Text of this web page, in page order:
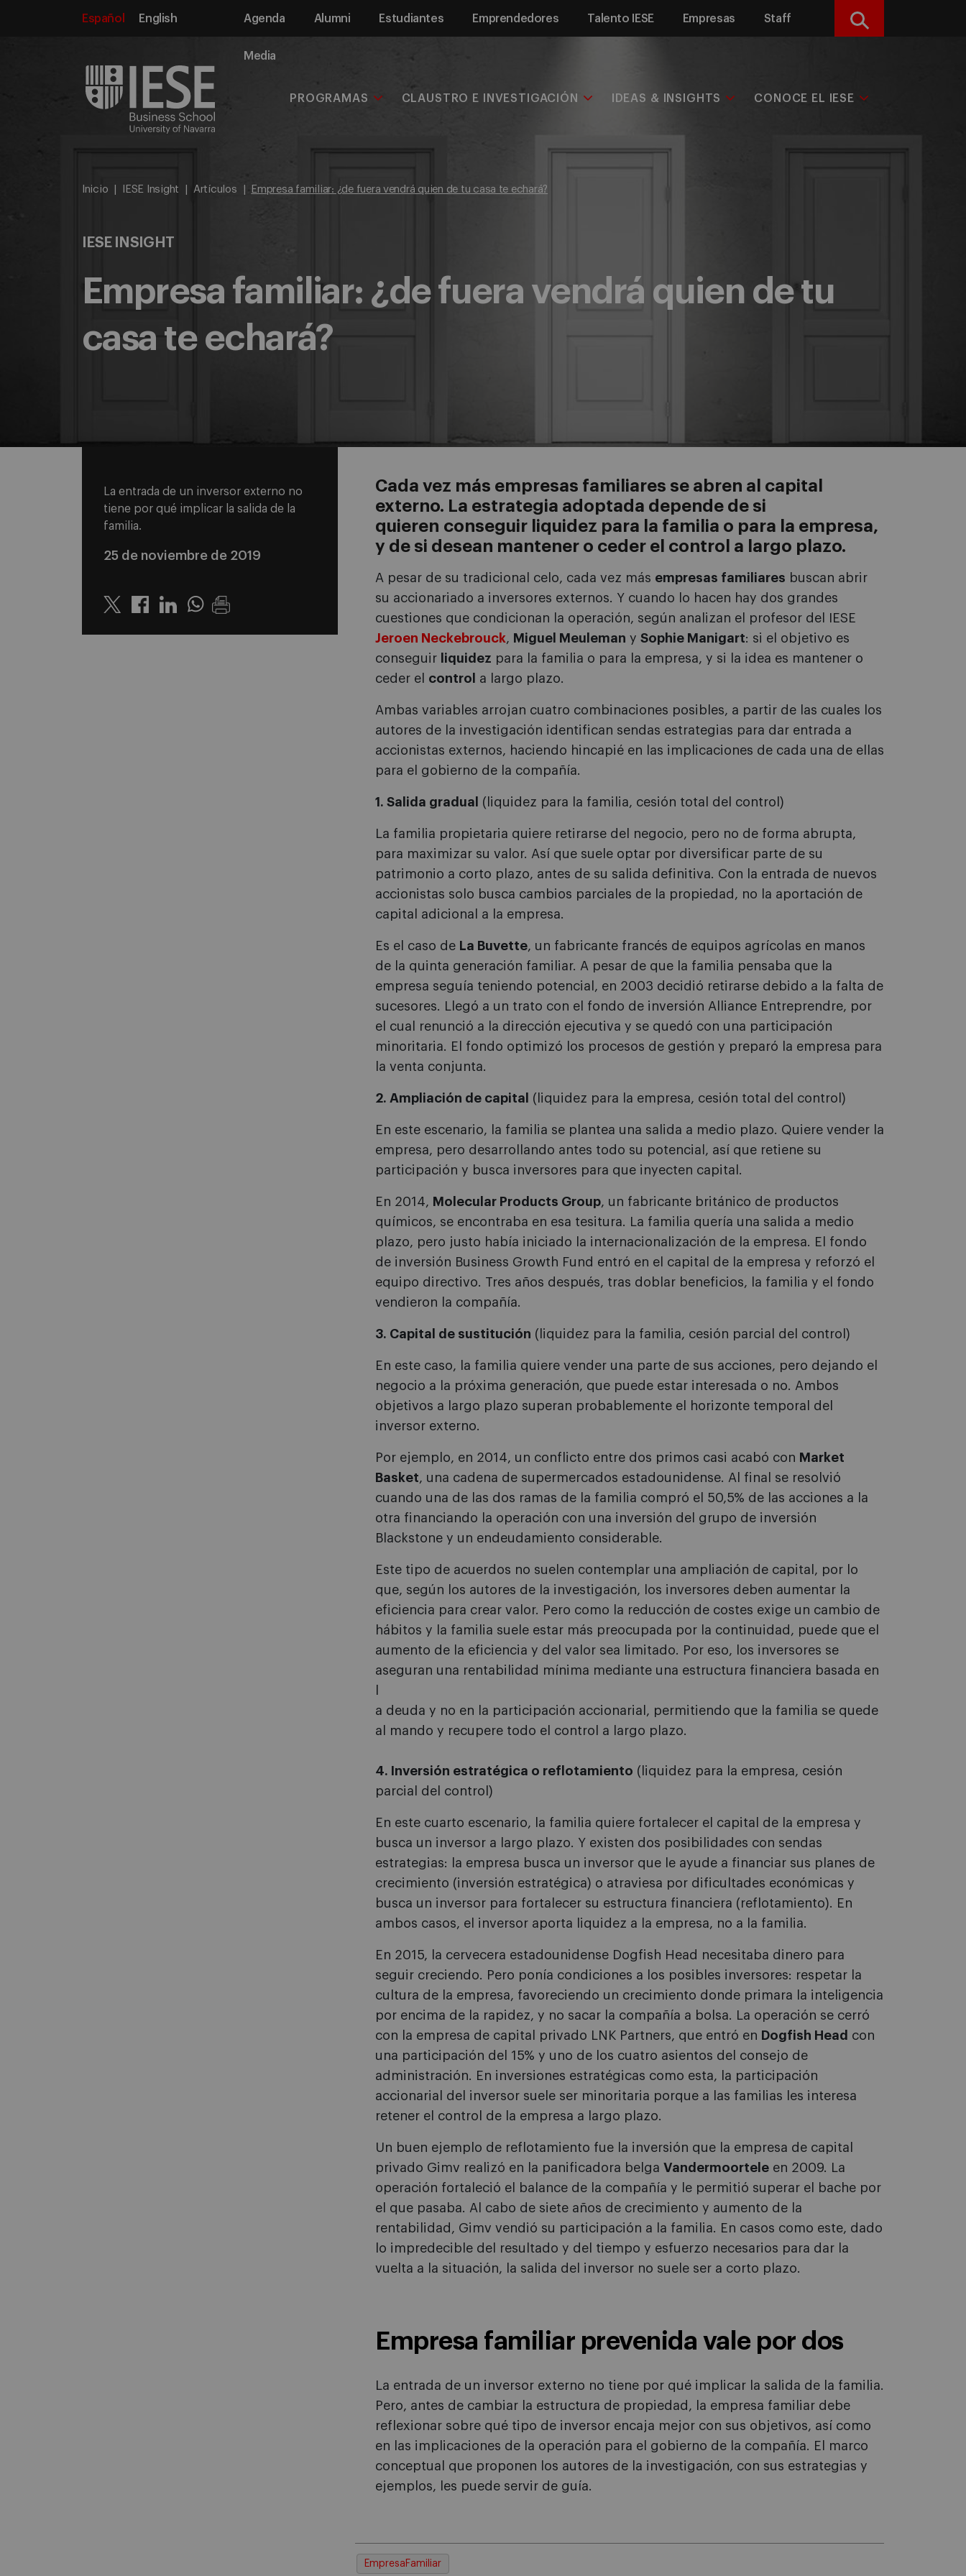
Español English Agenda Alumni Estudiantes Emprendedores Talento IESE Empresas Staff
Media
Buscar
PROGRAMAS CLAUSTRO E INVESTIGACIÓN IDEAS & INSIGHTS CONOCE EL IESE
Inicio IESE Insight Artículos Empresa familiar: ¿de fuera vendrá quien de tu casa te echará?
IESE INSIGHT
Empresa familiar: ¿de fuera vendrá quien de tu
casa te echará?
La entrada de un inversor externo no
tiene por qué implicar la salida de la
familia.
25 de noviembre de 2019
Twitter LinkedinWhatsapp
Cada vez más empresas familiares se abren al capital
externo. La estrategia adoptada depende de si
quieren conseguir liquidez para la familia o para la empresa,
y de si desean mantener o ceder el control a largo plazo.
A pesar de su tradicional celo, cada vez más empresas familiares buscan abrir
su accionariado a inversores externos. Y cuando lo hacen hay dos grandes
cuestiones que condicionan la operación, según analizan el profesor del IESE
Jeroen Neckebrouck, Miguel Meuleman y Sophie Manigart: si el objetivo es
conseguir
liquidez para la familia o para la empresa, y si la idea es mantener o
ceder el control a largo plazo.
Ambas variables arrojan cuatro combinaciones posibles, a partir de las cuales los
autores de la investigación identifican sendas estrategias para dar entrada a
accionistas externos, haciendo hincapié en las implicaciones de cada una de ellas
para el gobierno de la compañía.
1. Salida gradual (liquidez para la familia, cesión total del control)
La familia propietaria quiere retirarse del negocio, pero no de forma abrupta,
para maximizar su valor. Así que suele optar por diversificar parte de su
patrimonio a corto plazo, antes de su salida definitiva. Con la entrada de nuevos
accionistas solo busca cambios parciales de la propiedad, no la aportación de
capital adicional a la empresa.
Es el caso de La Buvette, un fabricante francés de equipos agrícolas en manos
de la quinta generación familiar. A pesar de que la familia pensaba que la
empresa seguía teniendo potencial, en 2003 decidió retirarse debido a la falta de
sucesores. Llegó a un trato con el fondo de inversión Alliance Entreprendre, por
el cual renunció a la dirección ejecutiva y se quedó con una participación
minoritaria. El fondo optimizó los procesos de gestión y preparó la empresa para
la venta conjunta.
2. Ampliación de capital (liquidez para la empresa, cesión total del control)
En este escenario, la familia se plantea una salida a medio plazo. Quiere vender la
empresa, pero desarrollando antes todo su potencial, así que retiene su
participación y busca inversores para que inyecten capital.
En 2014, Molecular Products Group, un fabricante británico de productos
químicos, se encontraba en esa tesitura. La familia quería una salida a medio
plazo, pero justo había iniciado la internacionalización de la empresa. El fondo
de inversión Business Growth Fund entró en el capital de la empresa y reforzó el
equipo directivo. Tres años después, tras doblar beneficios, la familia y el fondo
vendieron la compañía.
3. Capital de sustitución (liquidez para la familia, cesión parcial del control)
En este caso, la familia quiere vender una parte de sus acciones, pero dejando el
negocio a la próxima generación, que puede estar interesada o no. Ambos
objetivos a largo plazo superan probablemente el horizonte temporal del
inversor externo.
Por ejemplo, en 2014, un conflicto entre dos primos casi acabó con Market
Basket, una cadena de supermercados estadounidense. Al final se resolvió
cuando una de las dos ramas de la familia compró el 50,5% de las acciones a la
otra financiando la operación con una inversión del grupo de inversión
Blackstone y un endeudamiento considerable.
Este tipo de acuerdos no suelen contemplar una ampliación de capital, por lo
que, según los autores de la investigación, los inversores deben aumentar la
eficiencia para crear valor. Pero como la reducción de costes exige un cambio de
hábitos y la familia suele estar más preocupada por la continuidad, puede que el
aumento de la eficiencia y del valor sea limitado. Por eso, los inversores se
aseguran una rentabilidad mínima mediante una estructura financiera basada en
a deuda y no en la participación accionarial, permitiendo que la familia se quede
al mando y recupere todo el control a largo plazo.
4. Inversión estratégica o reflotamiento (liquidez para la empresa, cesión
parcial del control)
En este cuarto escenario, la familia quiere fortalecer el capital de la empresa y
busca un inversor a largo plazo. Y existen dos posibilidades con sendas
estrategias: la empresa busca un inversor que le ayude a financiar sus planes de
crecimiento (inversión estratégica) o atraviesa por dificultades económicas y
busca un inversor para fortalecer su estructura financiera (reflotamiento). En
ambos casos, el inversor aporta liquidez a la empresa, no a la familia.
En 2015, la cervecera estadounidense Dogfish Head necesitaba dinero para
seguir creciendo. Pero ponía condiciones a los posibles inversores: respetar la
cultura de la empresa, favoreciendo un crecimiento donde primara la inteligencia
por encima de la rapidez, y no sacar la compañía a bolsa. La operación se cerró
con la empresa de capital privado LNK Partners, que entró en Dogfish Head con
una participación del 15% y uno de los cuatro asientos del consejo de
administración. En inversiones estratégicas como esta, la participación
accionarial del inversor suele ser minoritaria porque a las familias les interesa
retener el control de la empresa a largo plazo.
Un buen ejemplo de reflotamiento fue la inversión que la empresa de capital
privado Gimv realizó en la panificadora belga Vandermoortele en 2009. La
operación fortaleció el balance de la compañía y le permitió superar el bache por
el que pasaba. Al cabo de siete años de crecimiento y aumento de la
rentabilidad, Gimv vendió su participación a la familia. En casos como este, dado
lo impredecible del resultado y del tiempo y esfuerzo necesarios para dar la
vuelta a la situación, la salida del inversor no suele ser a corto plazo.
Empresa familiar prevenida vale por dos
La entrada de un inversor externo no tiene por qué implicar la salida de la familia.
Pero, antes de cambiar la estructura de propiedad, la empresa familiar debe
reflexionar sobre qué tipo de inversor encaja mejor con sus objetivos, así como
en las implicaciones de la operación para el gobierno de la compañía. El marco
conceptual que proponen los autores de la investigación, con sus estrategias y
ejemplos, les puede servir de guía.
EmpresaFamiliar